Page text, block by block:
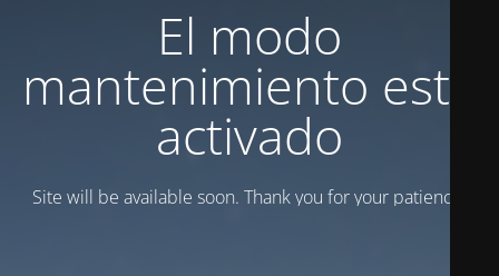
El modo
mantenimiento está
activado
Site will be available soon. Thank you for your patience!